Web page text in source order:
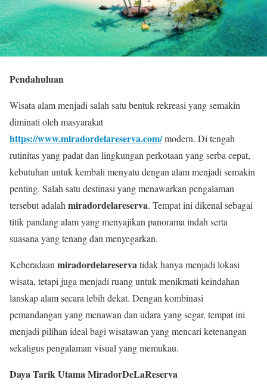
Pendahuluan
Wisata alam menjadi salah satu bentuk rekreasi yang semakin
diminati oleh masyarakat
https://www.miradordelareserva.com/modern. Di tengah
rutinitas yang padat dan lingkungan perkotaan yang serba cepat,
kebutuhan untuk kembali menyatu dengan alam menjadi semakin
penting. Salah satu destinasi yang menawarkan pengalaman
tersebut adalah miradordelareserva. Tempat ini dikenal sebagai
titik pandang alam yang menyajikan panorama indah serta
suasana yang tenang dan menyegarkan.
Keberadaan miradordelareservatidak hanya menjadi lokasi
wisata, tetapi juga menjadi ruang untuk menikmati keindahan
lanskap alam secara lebih dekat. Dengan kombinasi
pemandangan yang menawan dan udara yang segar, tempat ini
menjadi pilihan ideal bagi wisatawan yang mencari ketenangan
sekaligus pengalaman visual yang memukau.
Daya Tarik Utama MiradorDeLaReserva